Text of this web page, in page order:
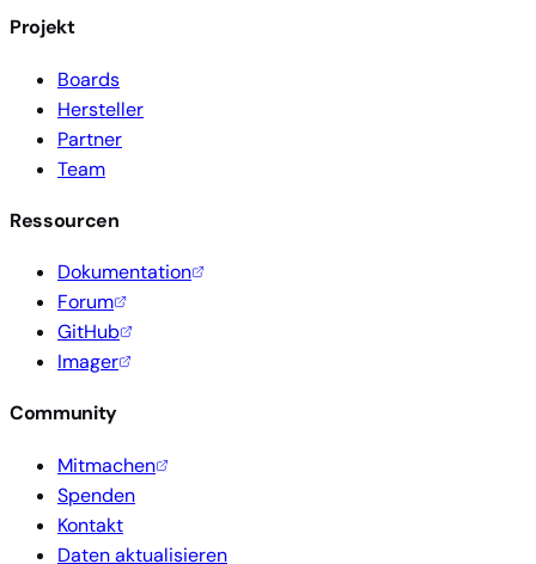
Projekt
Boards
Hersteller
Partner
Team
Ressourcen
Dokumentation
Forum
GitHub
Imager
Community
Mitmachen
Spenden
Kontakt
Daten aktualisieren